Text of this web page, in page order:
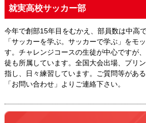
就実高校サッカー部
今年で創部15年目をむかえ、部員数は中高
「サッカーを学ぶ。サッカーで学ぶ」をモ
す。チャレンジコースの生徒が中心ですが
徒も所属しています。全国大会出場、プリ
指し、日々練習しています。ご質問等があ
「お問い合わせ」よりご連絡下さい。